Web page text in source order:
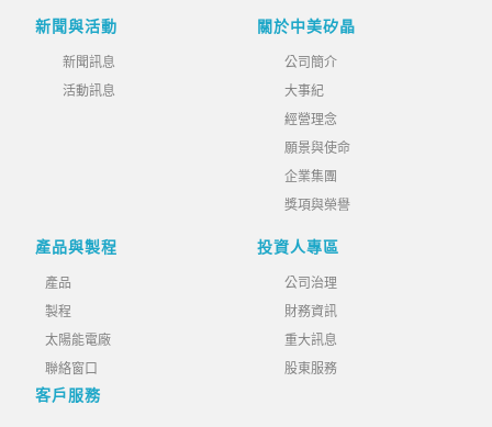
新聞與活動
新聞訊息
活動訊息
關於中美矽晶
公司簡介
大事紀
經營理念
願景與使命
企業集團
獎項與榮譽
產品與製程
產品
製程
太陽能電廠
聯絡窗口
客戶服務
投資人專區
公司治理
財務資訊
重大訊息
股東服務